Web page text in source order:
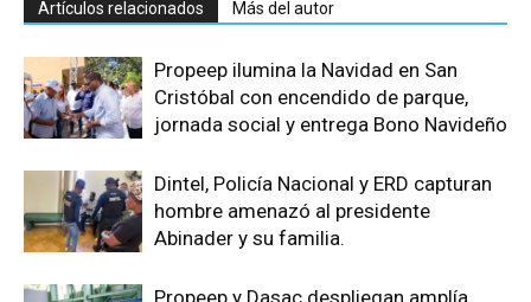
Artículos relacionados Más del autor
Propeep ilumina la Navidad en San
Cristóbal con encendido de parque,
jornada social y entrega Bono Navideño
Dintel, Policía Nacional y ERD capturan
hombre amenazó al presidente
Abinader y su familia.
Propeep y Dasac despliegan amplía